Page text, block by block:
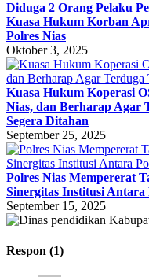
Diduga 2 Orang Pelaku
Kuasa Hukum Korban
Polres Nias
Oktober 3, 2025
Kuasa Hukum Koperasi
Nias, dan Berharap Agar
Segera Ditahan
September 25, 2025
Polres Nias Mempererat
Sinergitas Institusi Antara
September 15, 2025
Respon (1)